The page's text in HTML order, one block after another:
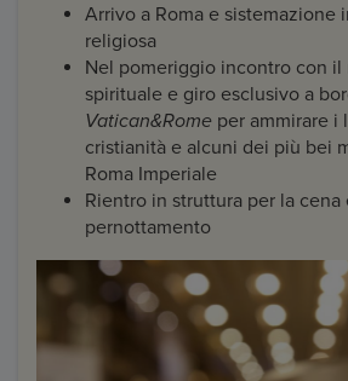
Arrivo a Roma e sistemazione
religiosa
Nel pomeriggio incontro con il
spirituale e giro esclusivo a
Vatican&Rome per ammirare i
cristianità e alcuni dei più bei
Roma Imperiale
Rientro in struttura per la cena
pernottamento